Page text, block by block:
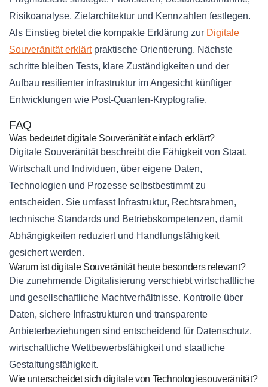
Risikoanalyse, Zielarchitektur und Kennzahlen festlegen.
Als Einstieg bietet die kompakte Erklärung zur Digitale
Souveränität erklärtpraktische Orientierung. Nächste
schritte bleiben Tests, klare Zuständigkeiten und der
Aufbau resilienter infrastruktur im Angesicht künftiger
Entwicklungen wie Post‑Quanten‑Kryptografie.
FAQ
Was bedeutet digitale Souveränität einfach erklärt?
Digitale Souveränität beschreibt die Fähigkeit von Staat,
Wirtschaft und Individuen, über eigene Daten,
Technologien und Prozesse selbstbestimmt zu
entscheiden. Sie umfasst Infrastruktur, Rechtsrahmen,
technische Standards und Betriebskompetenzen, damit
Abhängigkeiten reduziert und Handlungsfähigkeit
gesichert werden.
Warum ist digitale Souveränität heute besonders relevant?
Die zunehmende Digitalisierung verschiebt wirtschaftliche
und gesellschaftliche Machtverhältnisse. Kontrolle über
Daten, sichere Infrastrukturen und transparente
Anbieterbeziehungen sind entscheidend für Datenschutz,
wirtschaftliche Wettbewerbsfähigkeit und staatliche
Gestaltungsfähigkeit.
Wie unterscheidet sich digitale von Technologiesouveränität?